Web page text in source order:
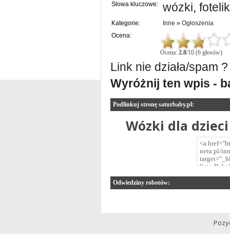
Słowa kluczowe: wózki,
Kategorie: Inne » Ogłoszenia
Ocena:
Ocena: 2.8/10 (6 głosów)
Link nie działa/spam ?
Wyróżnij ten wpis -
Podlinkuj stronę saturbaby.pl:
Wózki dla
Odwiedziny robotów: